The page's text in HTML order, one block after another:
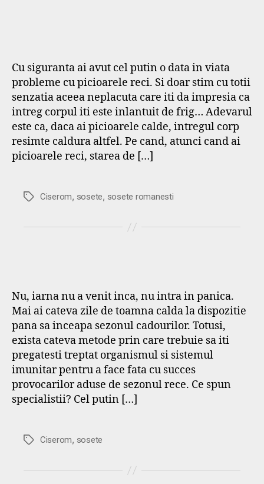
Cu siguranta ai avut cel putin o data in viata
probleme cu picioarele reci. Si doar stim cu totii
senzatia aceea neplacuta care iti da impresia ca
intreg corpul iti este inlantuit de frig… Adevarul
este ca, daca ai picioarele calde, intregul corp
resimte caldura altfel. Pe cand, atunci cand ai
picioarele reci, starea de […]
Etichete
Ciserom, sosete, sosete romanesti
Nu, iarna nu a venit inca, nu intra in panica.
Mai ai cateva zile de toamna calda la dispozitie
pana sa inceapa sezonul cadourilor. Totusi,
exista cateva metode prin care trebuie sa iti
pregatesti treptat organismul si sistemul
imunitar pentru a face fata cu succes
provocarilor aduse de sezonul rece. Ce spun
specialistii? Cel putin […]
Etichete
Ciserom, sosete